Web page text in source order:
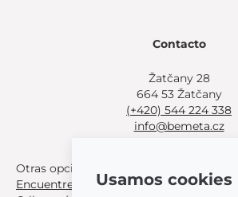
Contacto
Žatčany 28
664 53 Žatčany
(+420) 544 224 338
info@bemeta.cz
Otras opciones de compra:
Encuentre un distribuidor cerca de usted
Usamos cookies